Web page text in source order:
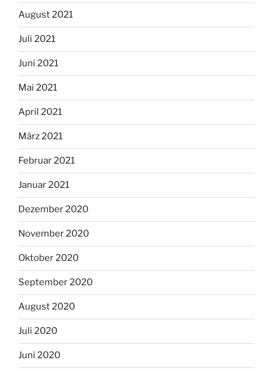
August 2021
Juli 2021
Juni 2021
Mai 2021
April 2021
März 2021
Februar 2021
Januar 2021
Dezember 2020
November 2020
Oktober 2020
September 2020
August 2020
Juli 2020
Juni 2020